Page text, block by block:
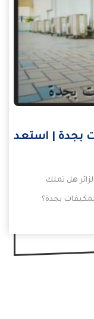
بجدة | استعد
هل تملك
بجدة؟